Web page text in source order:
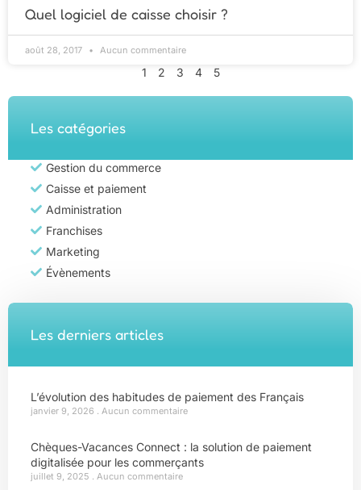
Quel logiciel de caisse choisir ?
août 28, 2017 Aucun commentaire
1 2 3 4 5
Les catégories
Gestion du commerce
Caisse et paiement
Administration
Franchises
Marketing
Évènements
Les derniers articles
L’évolution des habitudes de paiement des Français
janvier 9, 2026 Aucun commentaire
Chèques-Vacances Connect : la solution de paiement
digitalisée pour les commerçants
juillet 9, 2025 Aucun commentaire